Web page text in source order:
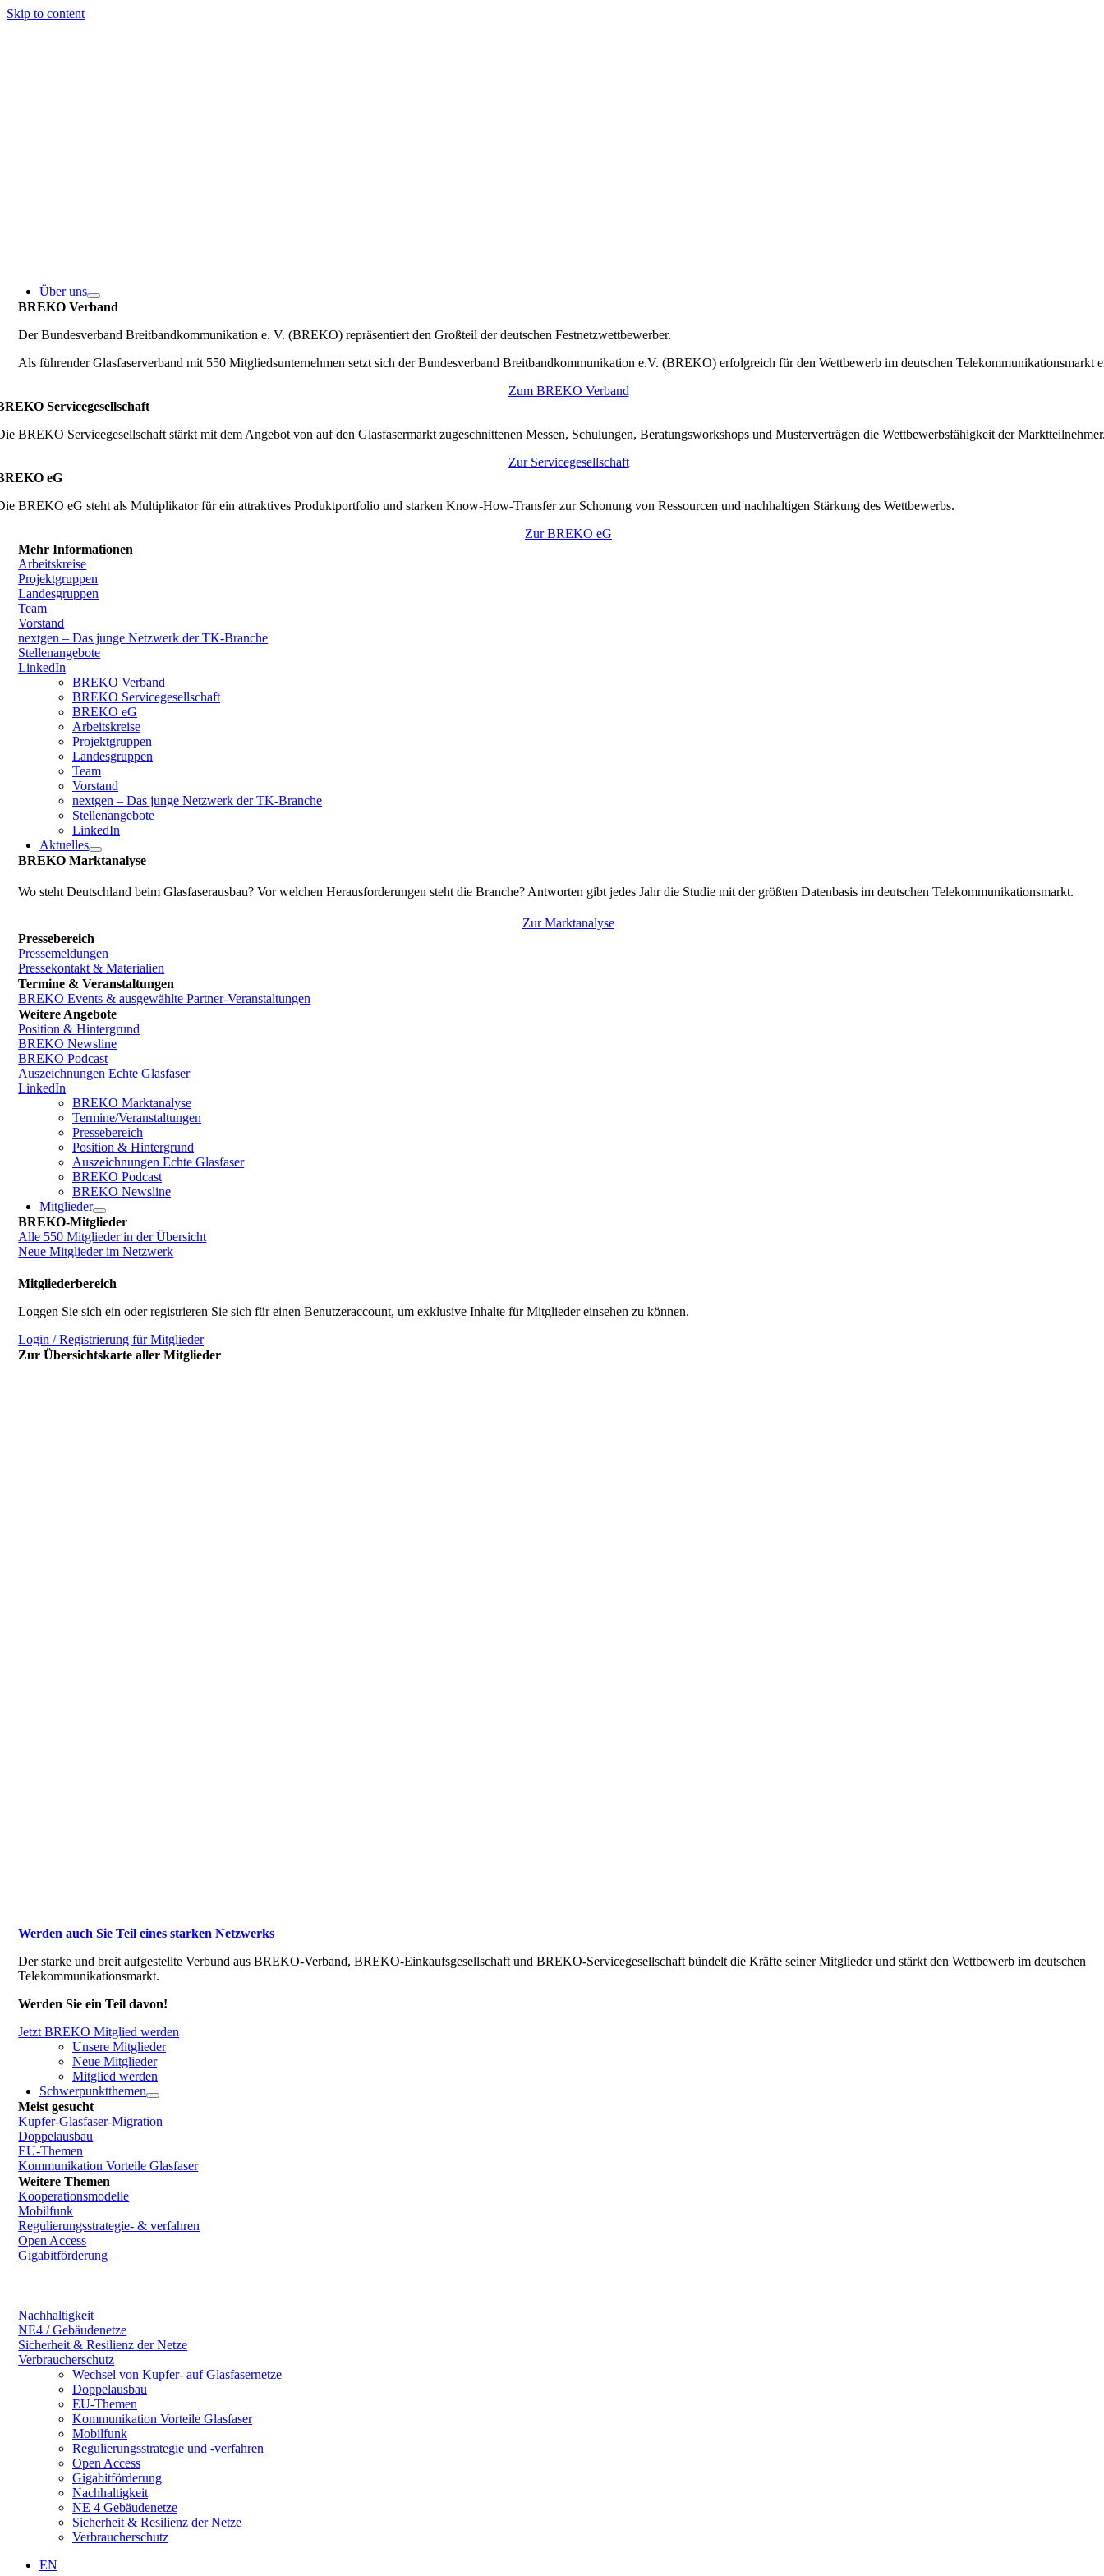
Skip to content
Über uns
BREKO Verband
Der Bundesverband Breitbandkommunikation e. V. (BREKO) repräsentiert den Großteil der deutschen Festnetzwettbewerber.
Als führender Glasfaserverband mit 550 Mitgliedsunternehmen setzt sich der Bundesverband Breitbandkommunikation e.V. (BREKO) erfolgreich für den Wettbewerb im deutschen Telekommunikationsmarkt
Zum BREKO Verband
Servicegesellschaft
BREKO Servicegesellschaft stärkt mit dem Angebot von auf den Glasfasermarkt zugeschnittenen Messen, Schulungen, Beratungsworkshops und Musterverträgen die Wettbewerbsfähigkeit der
Zur Servicegesellschaft
eG
BREKO eG steht als Multiplikator für ein attraktives Produktportfolio und starken Know-How-Transfer zur Schonung von Ressourcen und nachhaltigen Stärkung des Wettbewerbs.
Zur BREKO eG
Mehr Informationen
Arbeitskreise
Projektgruppen
Landesgruppen
Team
Vorstand
nextgen – Das junge Netzwerk der TK-Branche
Stellenangebote
LinkedIn
BREKO Verband
BREKO Servicegesellschaft
BREKO eG
Arbeitskreise
Projektgruppen
Landesgruppen
Team
Vorstand
nextgen – Das junge Netzwerk der TK-Branche
Stellenangebote
LinkedIn
Aktuelles
BREKO Marktanalyse
Wo steht Deutschland beim Glasfaserausbau? Vor welchen Herausforderungen steht die Branche? Antworten gibt jedes Jahr die Studie mit der größten Datenbasis im deutschen Telekommunikationsmarkt.
Zur Marktanalyse
Pressebereich
Pressemeldungen
Pressekontakt & Materialien
Termine & Veranstaltungen
BREKO Events & ausgewählte Partner-Veranstaltungen
Weitere Angebote
Position & Hintergrund
BREKO Newsline
BREKO Podcast
Auszeichnungen Echte Glasfaser
LinkedIn
BREKO Marktanalyse
Termine/Veranstaltungen
Pressebereich
Position & Hintergrund
Auszeichnungen Echte Glasfaser
BREKO Podcast
BREKO Newsline
Mitglieder
BREKO-Mitglieder
Alle 550 Mitglieder in der Übersicht
Neue Mitglieder im Netzwerk
Mitgliederbereich
Loggen Sie sich ein oder registrieren Sie sich für einen Benutzeraccount, um exklusive Inhalte für Mitglieder einsehen zu können.
Login / Registrierung für Mitglieder
Zur Übersichtskarte aller Mitglieder
Werden auch Sie Teil eines starken Netzwerks
Der starke und breit aufgestellte Verbund aus BREKO-Verband, BREKO-Einkaufsgesellschaft und BREKO-Servicegesellschaft bündelt die Kräfte seiner Mitglieder und stärkt den Wettbewerb im deutschen
Telekommunikationsmarkt.
Werden Sie ein Teil davon!
Jetzt BREKO Mitglied werden
Unsere Mitglieder
Neue Mitglieder
Mitglied werden
Schwerpunktthemen
Meist gesucht
Kupfer-Glasfaser-Migration
Doppelausbau
EU-Themen
Kommunikation Vorteile Glasfaser
Weitere Themen
Kooperationsmodelle
Mobilfunk
Regulierungsstrategie- & verfahren
Open Access
Gigabitförderung
Nachhaltigkeit
NE4 / Gebäudenetze
Sicherheit & Resilienz der Netze
Verbraucherschutz
Wechsel von Kupfer- auf Glasfasernetze
Doppelausbau
EU-Themen
Kommunikation Vorteile Glasfaser
Mobilfunk
Regulierungsstrategie und -verfahren
Open Access
Gigabitförderung
Nachhaltigkeit
NE 4 Gebäudenetze
Sicherheit & Resilienz der Netze
Verbraucherschutz
EN